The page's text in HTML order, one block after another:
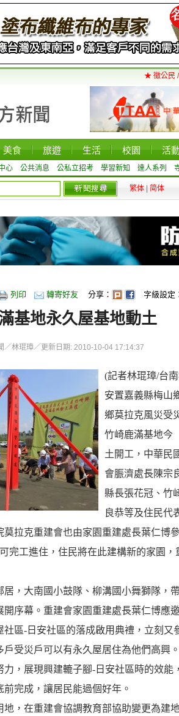
★ 徵公民
美食 旅遊 生活 校園 活
心 公共消息 公私立招考 學習新知 達人系列
繁体 简体
列印 轉寄好友 分享： 字級設定
基地永久屋基地動土
／林琨璋／更新日期: 2010-10-04 17:14:37
(記者林琨璋/台
安置嘉義縣梅山
鄉莫拉克風災受
竹崎鹿滿基地今
土開工，中華民
會脤濟處長陳宗
縣長張花冠、竹
良恭等及住民代
莫拉克重建會也由家園重建處長葉仁博
完工進住，住民將在此建構新的家園，
，大南國小鼓隊、柳溝國小舞獅隊，
開序幕。重建會家園重建處長葉仁博應
社區-日安社區的落成啟用典禮，立刻又
戶受災戶可以有永久屋居住為他們高興
，展現興建轆子腳-日安社區時的效能
完成，讓居民能過個好年。
，在重建會協調教育部協助變更為建